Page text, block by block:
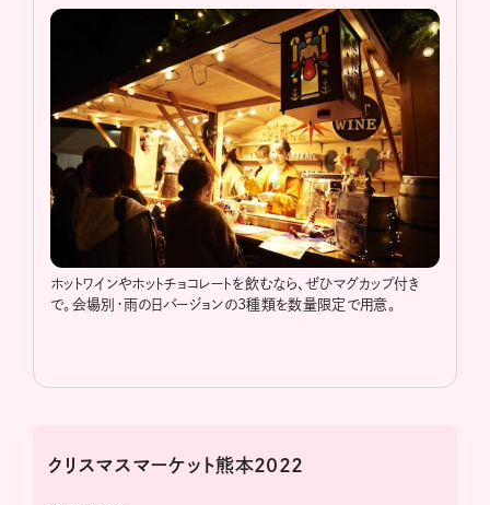
ホットワインやホットチョコレートを飲むなら、ぜひマグカップ付き
で。会場別・雨の日バージョンの3種類を数量限定で用意。
クリスマスマーケット熊本2022